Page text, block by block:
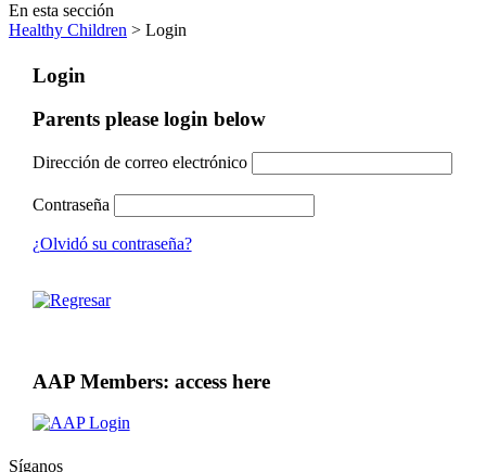
En esta sección
Healthy Children > Login
Login
Parents please login below
Dirección de correo electrónico
Contraseña
¿Olvidó su contraseña?
AAP Members: access here
Síganos